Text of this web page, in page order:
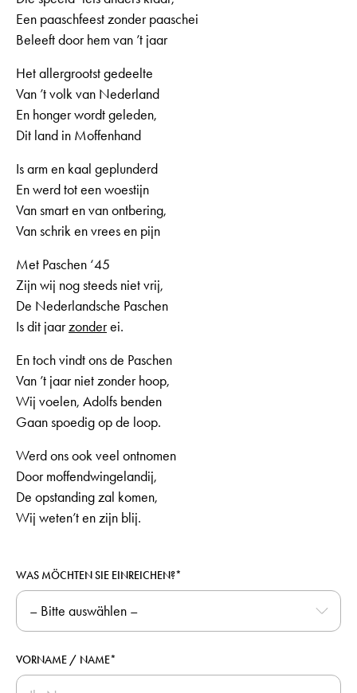
Een paaschfeest zonder paaschei
Beleeft door hem van ’t jaar
Het allergrootst gedeelte
Van ’t volk van Nederland
En honger wordt geleden,
Dit land in Moffenhand
Is arm en kaal geplunderd
En werd tot een woestijn
Van smart en van ontbering,
Van schrik en vrees en pijn
Met Paschen ‘45
Zijn wij nog steeds niet vrij,
De Nederlandsche Paschen
Is dit jaarzonderei.
En toch vindt ons de Paschen
Van ’t jaar niet zonder hoop,
Wij voelen, Adolfs benden
Gaan spoedig op de loop.
Werd ons ook veel ontnomen
Door moffendwingelandij,
De opstanding zal komen,
Wij weten’t en zijn blij.
WAS MÖCHTEN SIE EINREICHEN?*
VORNAME / NAME*